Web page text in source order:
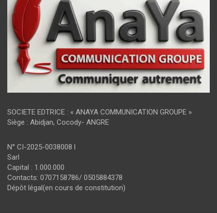
SOCIETE EDTRICE : « ANAYA COMMUNICATION GROUPE »
Siège : Abidjan, Cocody- ANGRE
N° CI-2025-0038008 l
Sarl
Capital : 1.000.000
Contacts: 0707158786/ 0505884378
Dépôt légal(en cours de constitution)